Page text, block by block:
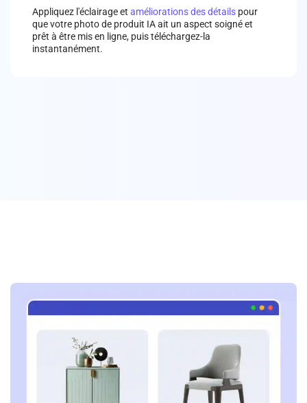
Appliquez l'éclairage et améliorations des détails pour
que votre photo de produit IA ait un aspect soigné et
prêt à être mis en ligne, puis téléchargez-la
instantanément.